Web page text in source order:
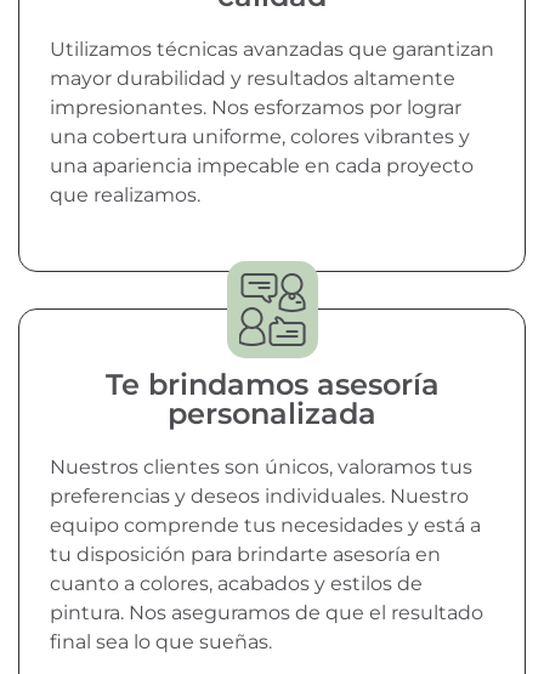
Utilizamos técnicas avanzadas que garantizan
mayor durabilidad y resultados altamente
impresionantes. Nos esforzamos por lograr
una cobertura uniforme, colores vibrantes y
una apariencia impecable en cada proyecto
que realizamos.
Te brindamos asesoría
personalizada
Nuestros clientes son únicos, valoramos tus
preferencias y deseos individuales. Nuestro
equipo comprende tus necesidades y está a
tu disposición para brindarte asesoría en
cuanto a colores, acabados y estilos de
pintura. Nos aseguramos de que el resultado
final sea lo que sueñas.